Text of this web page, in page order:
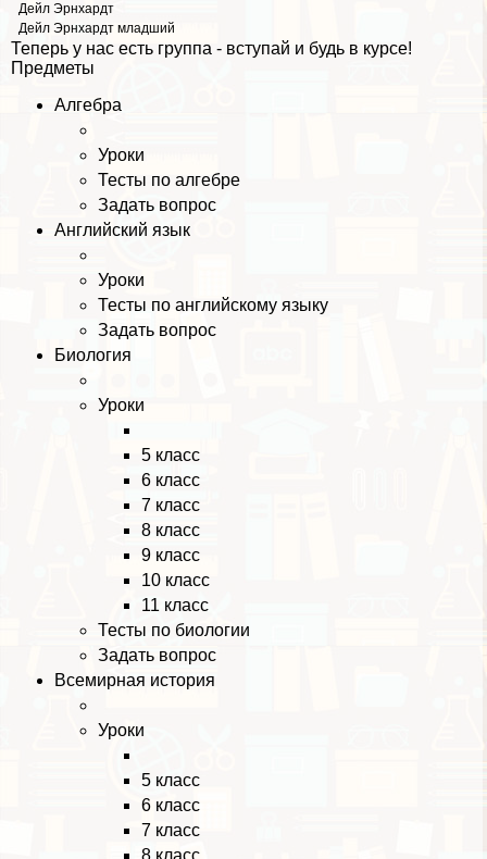
Дейл Эрнхардт
Дейл Эрнхардт младший
Теперь у нас есть группа - вступай и будь в курсе!
Предметы
Алгебра
Уроки
Тесты по алгебре
Задать вопрос
Английский язык
Уроки
Тесты по английскому языку
Задать вопрос
Биология
Уроки
5 класс
6 класс
7 класс
8 класс
9 класс
10 класс
11 класс
Тесты по биологии
Задать вопрос
Всемирная история
Уроки
5 класс
6 класс
7 класс